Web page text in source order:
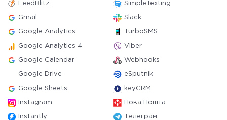
FeedBlitz SimpleTexting
Gmail Slack
Google Analytics TurboSMS
Google Analytics 4 Viber
Google Calendar Webhooks
Google Drive eSputnik
Google Sheets keyCRM
Instagram Нова Пошта
Instantly Телеграм